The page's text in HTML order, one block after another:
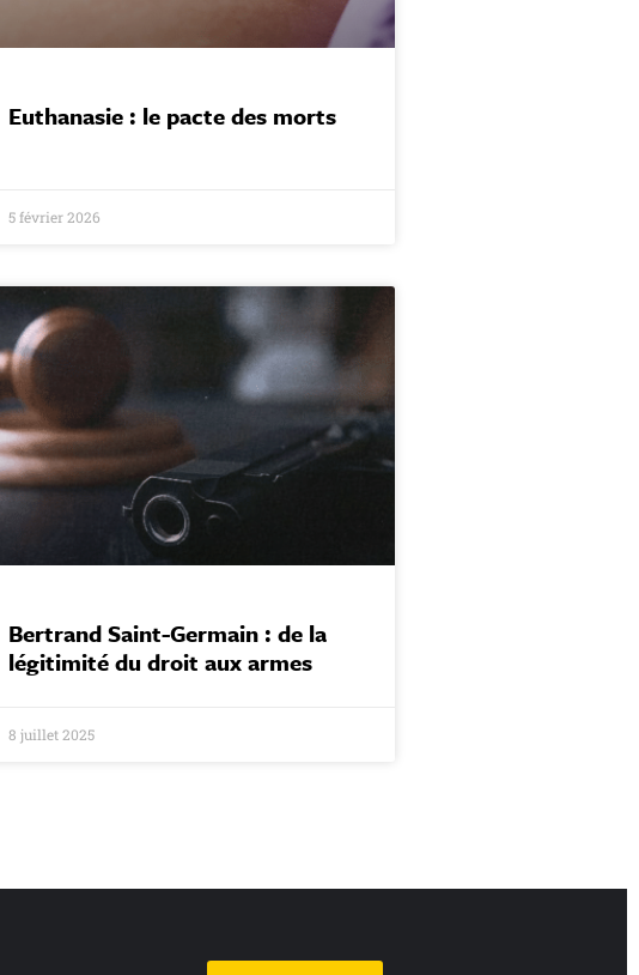
Euthanasie : le pacte des morts
5 février 2026
Bertrand Saint-Germain : de la
légitimité du droit aux armes
8 juillet 2025